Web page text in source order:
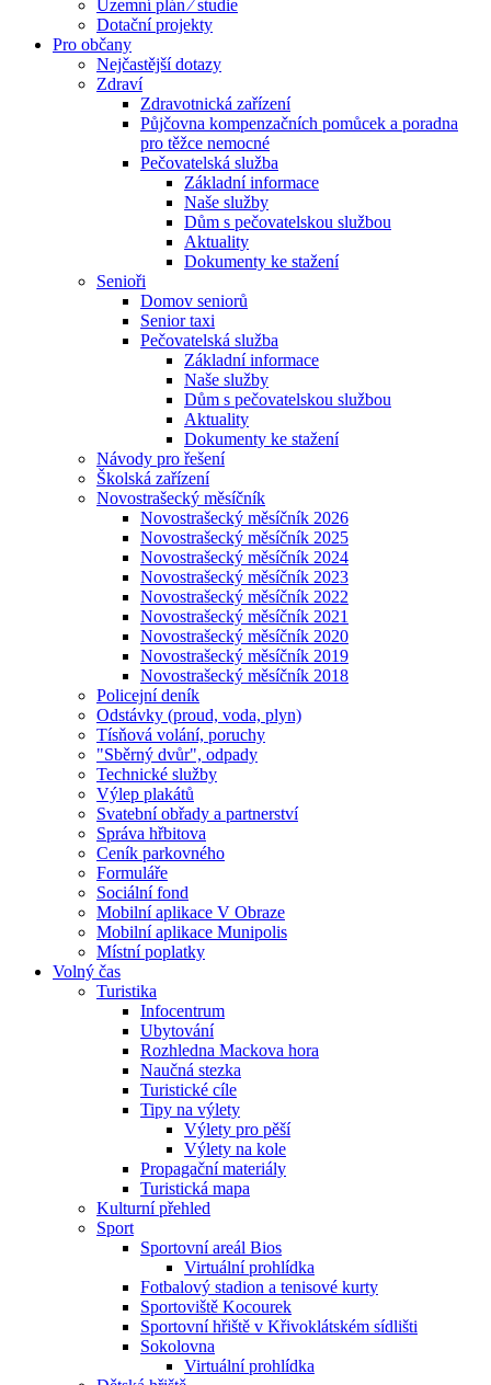
Územní plán ⁄ studie
Dotační projekty
Pro občany
Nejčastější dotazy
Zdraví
Zdravotnická zařízení
Půjčovna kompenzačních pomůcek a poradna
pro těžce nemocné
Pečovatelská služba
Základní informace
Naše služby
Dům s pečovatelskou službou
Aktuality
Dokumenty ke stažení
Senioři
Domov seniorů
Senior taxi
Pečovatelská služba
Základní informace
Naše služby
Dům s pečovatelskou službou
Aktuality
Dokumenty ke stažení
Návody pro řešení
Školská zařízení
Novostrašecký měsíčník
Novostrašecký měsíčník 2026
Novostrašecký měsíčník 2025
Novostrašecký měsíčník 2024
Novostrašecký měsíčník 2023
Novostrašecký měsíčník 2022
Novostrašecký měsíčník 2021
Novostrašecký měsíčník 2020
Novostrašecký měsíčník 2019
Novostrašecký měsíčník 2018
Policejní deník
Odstávky (proud, voda, plyn)
Tísňová volání, poruchy
"Sběrný dvůr", odpady
Technické služby
Výlep plakátů
Svatební obřady a partnerství
Správa hřbitova
Ceník parkovného
Formuláře
Sociální fond
Mobilní aplikace V Obraze
Mobilní aplikace Munipolis
Místní poplatky
Volný čas
Turistika
Infocentrum
Ubytování
Rozhledna Mackova hora
Naučná stezka
Turistické cíle
Tipy na výlety
Výlety pro pěší
Výlety na kole
Propagační materiály
Turistická mapa
Kulturní přehled
Sport
Sportovní areál Bios
Virtuální prohlídka
Fotbalový stadion a tenisové kurty
Sportoviště Kocourek
Sportovní hřiště v Křivoklátském sídlišti
Sokolovna
Virtuální prohlídka